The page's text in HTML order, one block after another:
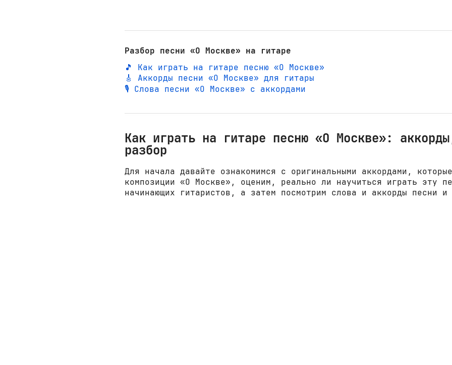
Разбор песни «О Москве» на гитаре
🎵 Как играть на гитаре песню «О Москве»
🎸 Аккорды песни «О Москве» для гитары
🎙️ Слова песни «О Москве» с аккордами
Как играть на гитаре песню «О Москве»:
разбор
Для начала давайте ознакомимся с оригинальными аккордами,
композиции «О Москве», оценим, реально ли научиться играть эту
начинающих гитаристов, а затем посмотрим слова и аккорды песни и